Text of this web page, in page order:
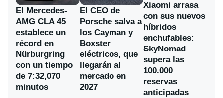
El Mercedes-
AMG CLA 45
establece un
récord en
Nürburgring
con un tiempo
de 7:32,070
minutos
El CEO de
Porsche salva a
los Cayman y
Boxster
eléctricos, que
llegarán al
mercado en
2027
Xiaomi arrasa
con sus nuevos
híbridos
enchufables:
SkyNomad
supera las
100.000
reservas
anticipadas